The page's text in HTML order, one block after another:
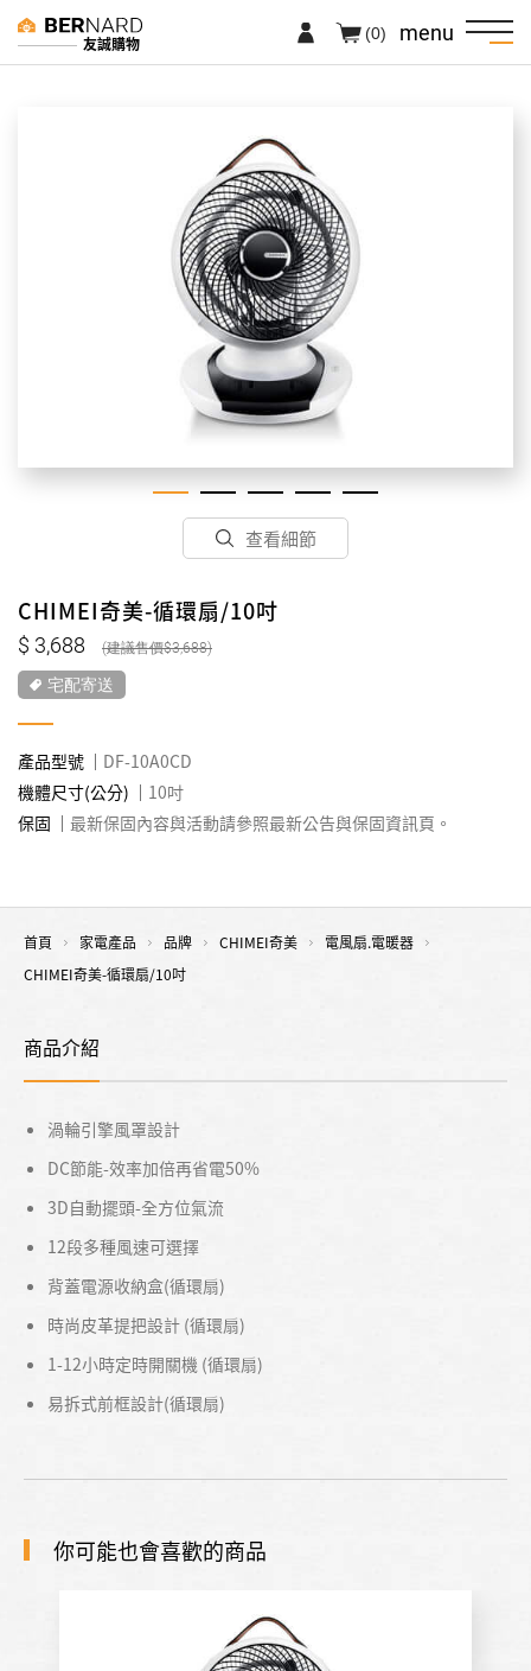
友誠購物 menu
(0)
查看細節
CHIMEI奇美-循環扇/10吋
3,688 3,688
宅配寄送
產品型號
DF-10A0CD
機體尺寸(公分)
10吋
保固
最新保固內容與活動請參照最新公告與保固資訊頁。
首頁 家電產品 品牌 CHIMEI奇美
電風扇.電暖器
CHIMEI奇美-循環扇/10吋
商品介紹
渦輪引擎風罩設計
DC節能-效率加倍再省電50%
3D自動擺頭-全方位氣流
12段多種風速可選擇
背蓋電源收納盒(循環扇)
時尚皮革提把設計 (循環扇)
1-12小時定時開關機 (循環扇)
易拆式前框設計(循環扇)
你可能也會喜歡的商品